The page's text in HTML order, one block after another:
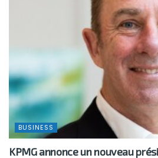
BUSINESS
KPMG annonce un nouveau